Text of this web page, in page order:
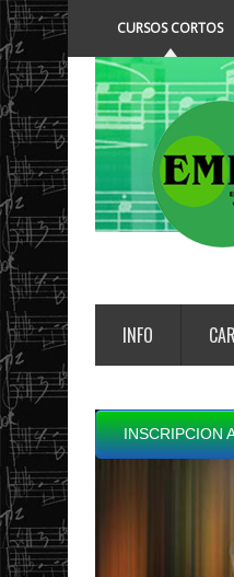
CURSOS CORTOS
INFO
INSCRIPCION